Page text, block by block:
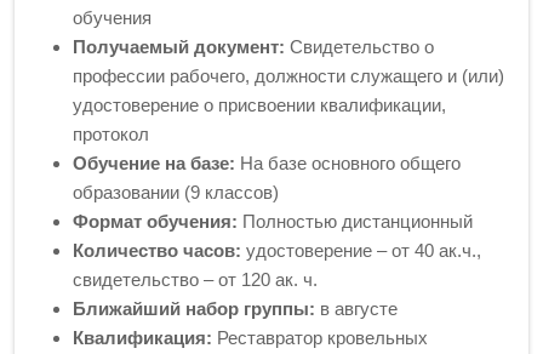
обучения
Получаемый документ: Свидетельство о
профессии рабочего, должности служащего и (или)
удостоверение о присвоении квалификации,
протокол
Обучение на базе: На базе основного общего
образовании (9 классов)
Формат обучения: Полностью дистанционный
Количество часов: удостоверение – от 40 ак.ч.,
свидетельство – от 120 ак. ч.
Ближайший набор группы: в августе
Квалификация: Реставратор кровельных